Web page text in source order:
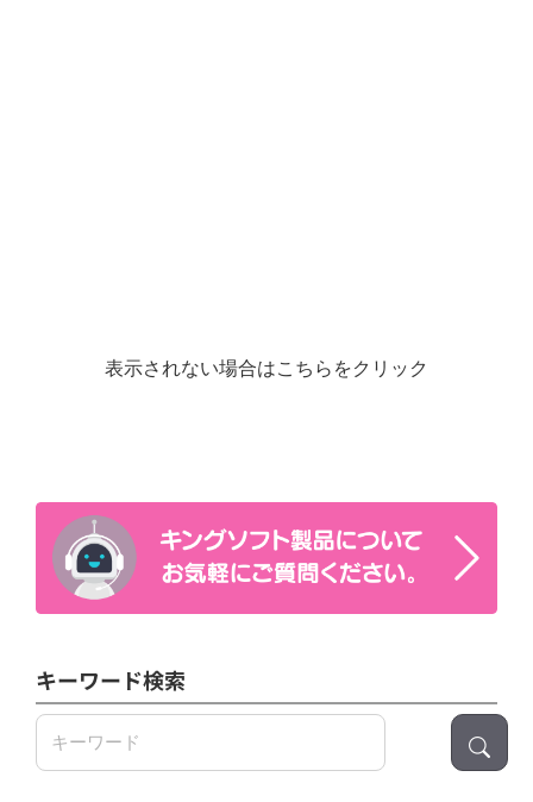
表示されない場合はこちらをクリック
キーワード検索
検